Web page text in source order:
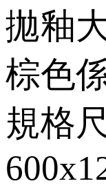
拋釉
棕色
規格